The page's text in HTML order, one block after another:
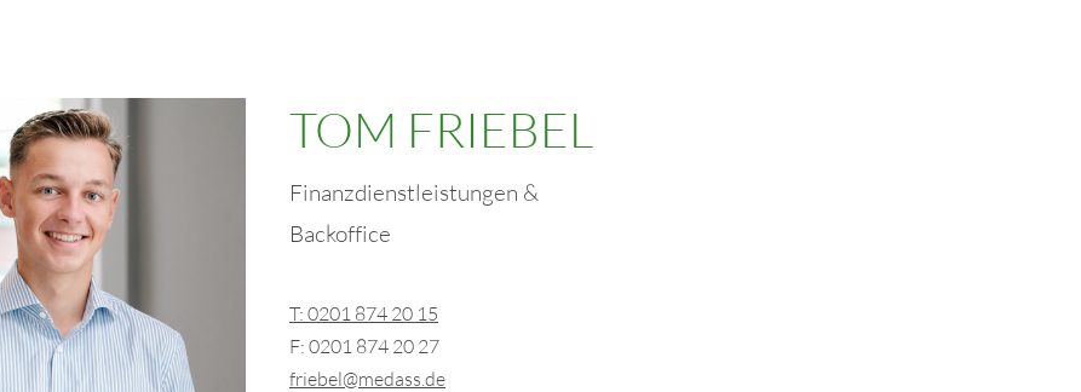
TOM FRIEBEL
Finanzdienstleistungen &
Backoffice
T: 0201 874 20 15
F: 0201 874 20 27
friebel@medass.de